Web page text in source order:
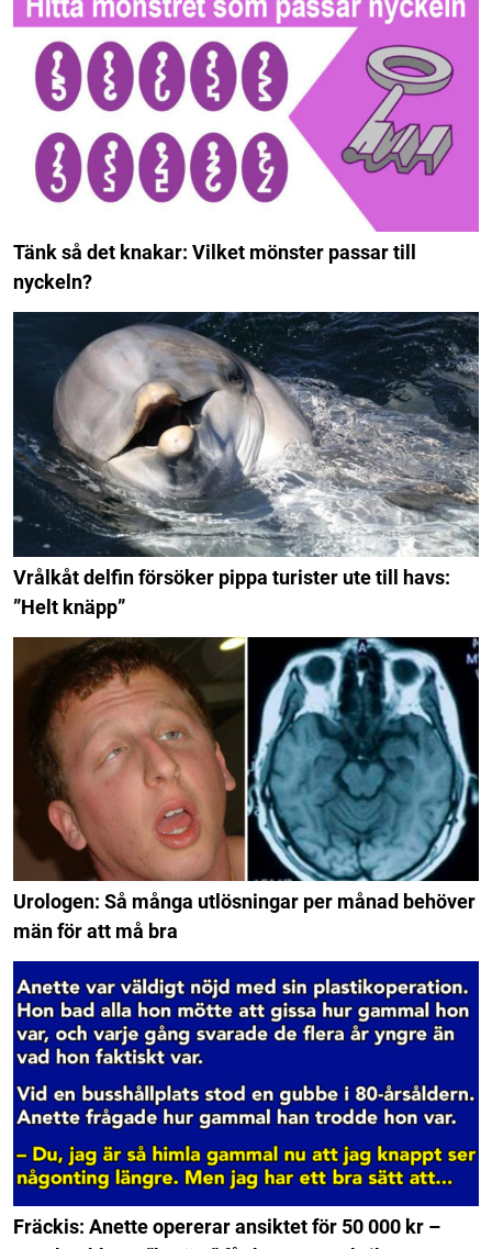
Tänk så det knakar: Vilket mönster passar till
nyckeln?
Vrålkåt delfin försöker pippa turister ute till havs:
”Helt knäpp”
Urologen: Så många utlösningar per månad behöver
män för att må bra
Fräckis: Anette opererar ansiktet för 50 000 kr –